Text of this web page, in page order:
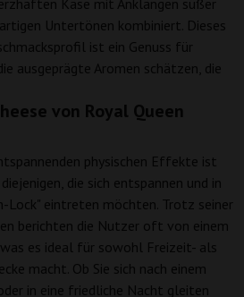
Käse mit Anklängen süßer
Untertönen kombiniert. Dieses
ist ein Genuss für
ausgeprägte Aromen schätzen, die
von Royal Queen
physischen Effekte ist
die sich entspannen und in
Lock" eintreten möchten. Trotz seiner
berichten die Nutzer oft von einem
es ideal für sowohl Freizeit- als
macht. Ob Sie sich nach einem
in eine friedliche Nacht gleiten